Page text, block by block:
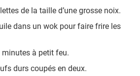
de la taille d’une grosse noix.
dans un wok pour faire frire les
à petit feu.
durs coupés en deux.